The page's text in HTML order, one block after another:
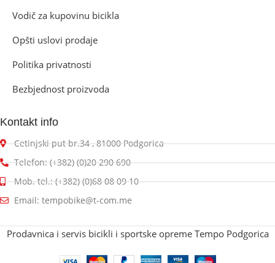
Vodič za kupovinu bicikla
Opšti uslovi prodaje
Politika privatnosti
Bezbjednost proizvoda
Kontakt info
Cetinjski put br.34 , 81000 Podgorica
Telefon: (+382) (0)20 290 690
Mob. tel.: (+382) (0)68 08 09 10
Email: tempobike@t-com.me
Prodavnica i servis bicikli i sportske opreme Tempo Podgorica